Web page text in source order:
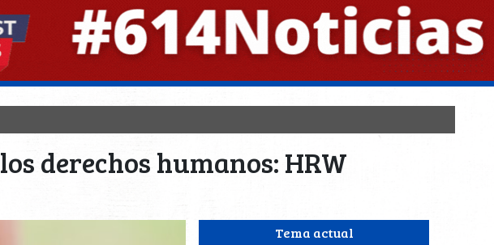
derechos humanos: HRW
Tema actual